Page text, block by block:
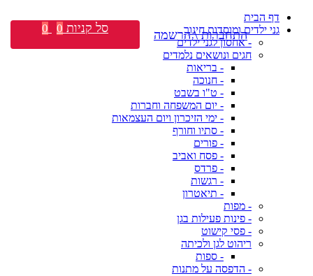
דף הבית
גני ילדים ומוסדות חינוך
- אחסון לגני ילדים
חגים ונושאים נלמדים
- בריאות
- חנוכה
- ט"ו בשבט
- יום המשפחה וחברות
- ימי הזיכרון ויום העצמאות
- סתיו וחורף
- פורים
- פסח ואביב
- פרדס
- רגשות
- תיאטרון
- מפות
- פינות פעילות בגן
- פסי קישוט
ריהוט לגן ולכיתה
- ספות
- הדפסה על מתנות
התחברות \ הרשמה סל קניות 0
0